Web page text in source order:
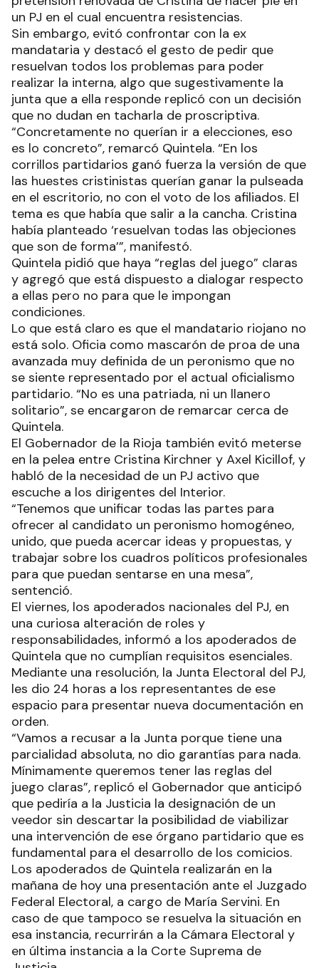
un PJ en el cual encuentra resistencias.
Sin embargo, evitó confrontar con la ex
mandataria y destacó el gesto de pedir que
resuelvan todos los problemas para poder
realizar la interna, algo que sugestivamente la
junta que a ella responde replicó con un decisión
que no dudan en tacharla de proscriptiva.
“Concretamente no querían ir a elecciones, eso
es lo concreto”, remarcó Quintela. “En los
corrillos partidarios ganó fuerza la versión de que
las huestes cristinistas querían ganar la pulseada
en el escritorio, no con el voto de los afiliados. El
tema es que había que salir a la cancha. Cristina
había planteado ‘resuelvan todas las objeciones
que son de forma’”, manifestó.
Quintela pidió que haya “reglas del juego” claras
y agregó que está dispuesto a dialogar respecto
a ellas pero no para que le impongan
condiciones.
Lo que está claro es que el mandatario riojano no
está solo. Oficia como mascarón de proa de una
avanzada muy definida de un peronismo que no
se siente representado por el actual oficialismo
partidario. “No es una patriada, ni un llanero
solitario”, se encargaron de remarcar cerca de
Quintela.
El Gobernador de la Rioja también evitó meterse
en la pelea entre Cristina Kirchner y Axel Kicillof, y
habló de la necesidad de un PJ activo que
escuche a los dirigentes del Interior.
“Tenemos que unificar todas las partes para
ofrecer al candidato un peronismo homogéneo,
unido, que pueda acercar ideas y propuestas, y
trabajar sobre los cuadros políticos profesionales
para que puedan sentarse en una mesa”,
sentenció.
El viernes, los apoderados nacionales del PJ, en
una curiosa alteración de roles y
responsabilidades, informó a los apoderados de
Quintela que no cumplían requisitos esenciales.
Mediante una resolución, la Junta Electoral del PJ,
les dio 24 horas a los representantes de ese
espacio para presentar nueva documentación en
orden.
“Vamos a recusar a la Junta porque tiene una
parcialidad absoluta, no dio garantías para nada.
Mínimamente queremos tener las reglas del
juego claras”, replicó el Gobernador que anticipó
que pediría a la Justicia la designación de un
veedor sin descartar la posibilidad de viabilizar
una intervención de ese órgano partidario que es
fundamental para el desarrollo de los comicios.
Los apoderados de Quintela realizarán en la
mañana de hoy una presentación ante el Juzgado
Federal Electoral, a cargo de María Servini. En
caso de que tampoco se resuelva la situación en
esa instancia, recurrirán a la Cámara Electoral y
en última instancia a la Corte Suprema de